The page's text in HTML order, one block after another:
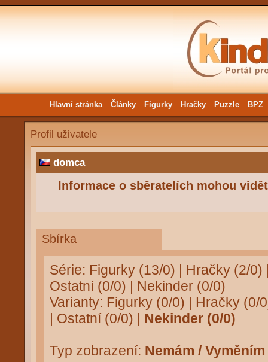
Hlavní stránka Články Figurky Hračky Puzzle BPZ
Profil uživatele
domca
Informace o sběratelích mohou
Sbírka
Série: Figurky (13/0) | Hračky (2/0)
Ostatní (0/0) | Nekinder (0/0)
Varianty: Figurky (0/0) | Hračky (0/
| Ostatní (0/0) | Nekinder (0/0)
Typ zobrazení: Nemám / Vyměním